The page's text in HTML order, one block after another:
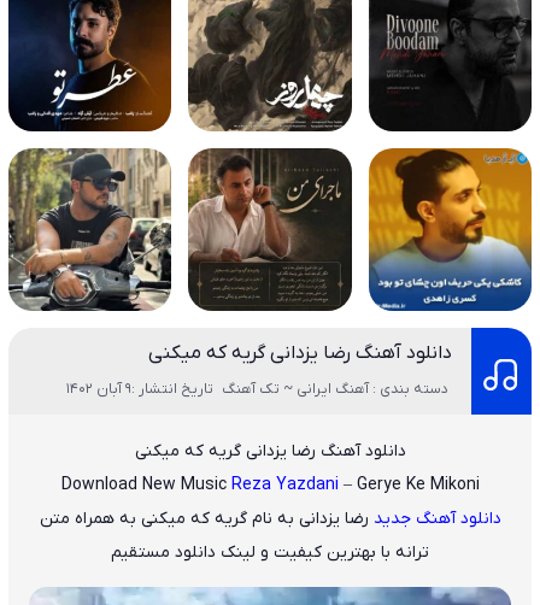
دانلود آهنگ رضا یزدانی گریه که میکنی
دسته بندی : آهنگ ایرانی ~ تک آهنگ تاریخ انتشار :9 آبان 1402
دانلود آهنگ رضا یزدانی گریه که میکنی
Download New MusicReza Yazdani – Gerye Ke Mikoni
دانلود آهنگ جدید رضا یزدانی به نامگریه که میکنی به همراه متن
ترانه با بهترین کیفیت و لینک دانلود مستقیم